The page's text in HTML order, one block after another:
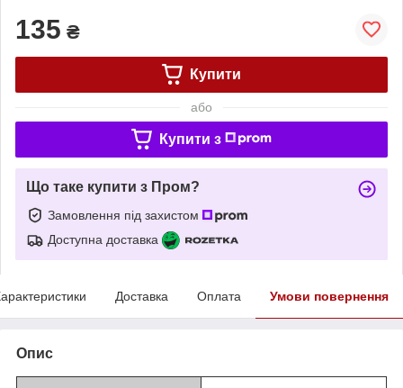
135 ₴
Купити
або
Купити з
Що таке купити з Пром?
Замовлення під захистом
Доступна доставка
Доставка Оплата Умови повернення
Опис